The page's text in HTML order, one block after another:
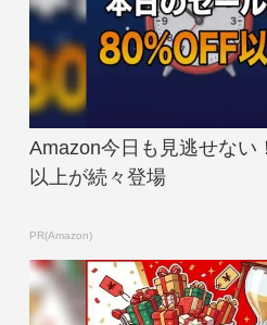
Amazon今日も見逃せない
以上が続々登場
PR(Amazon)